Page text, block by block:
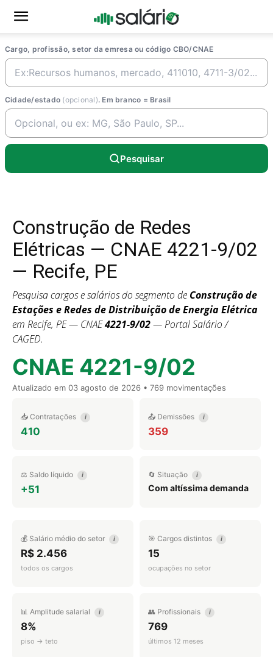
Cargo, profissão, setor da emresa ou código CBO/CNAE
Cidade/estado (opcional). Em branco = Brasil
Pesquisar
Construção de Redes
Elétricas — CNAE 4221-9/02
— Recife, PE
Pesquisa cargos e salários do segmento de Construção de
Estações e Redes de Distribuição de Energia Elétrica
em Recife, PE — CNAE4221-9/02— Portal Salário /
CAGED.
CNAE 4221-9/02
Atualizado em 03 agosto de 2026 • 769 movimentações
📥 Contratações i
410
📤 Demissões i
359
⚖️ Saldo líquido i
+51
🔄 Situação i
Com altíssima demanda
💰 Salário médio do setor i
R$ 2.456
todos os cargos
🎯 Cargos distintos i
15
ocupações no setor
📊 Amplitude salarial i
8%
piso → teto
👥 Profissionais i
769
últimos 12 meses